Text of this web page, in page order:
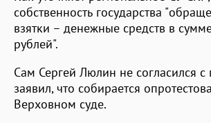
собственность государства
взятки – денежные средств в
рублей".
Сам Сергей Люлин не согласился
заявил, что собирается
Верховном суде.